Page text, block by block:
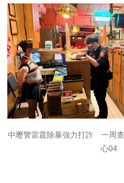
中壢警雷霆除暴強力打詐 一周
心04